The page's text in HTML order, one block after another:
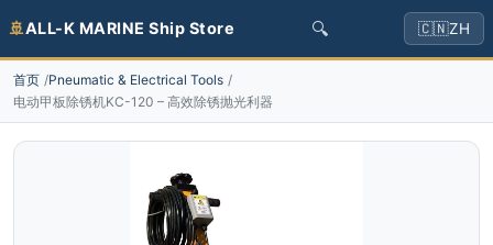
🚢ALL-K MARINE Ship Store 🔍 🇨🇳ZH
首页 Pneumatic & Electrical Tools
电动甲板除锈机KC-120 – 高效除锈抛光利器